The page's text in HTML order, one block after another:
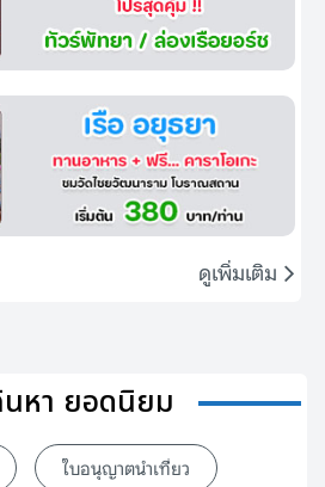
ดูเพิ่มเติม
หา ยอดนิยม
ใบอนุญาตนำเที่ยว